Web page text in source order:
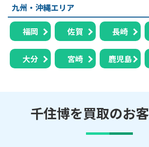
九州・沖縄エリア
福岡 佐賀 長崎
大分 宮崎 鹿児島
千住博を買取のお